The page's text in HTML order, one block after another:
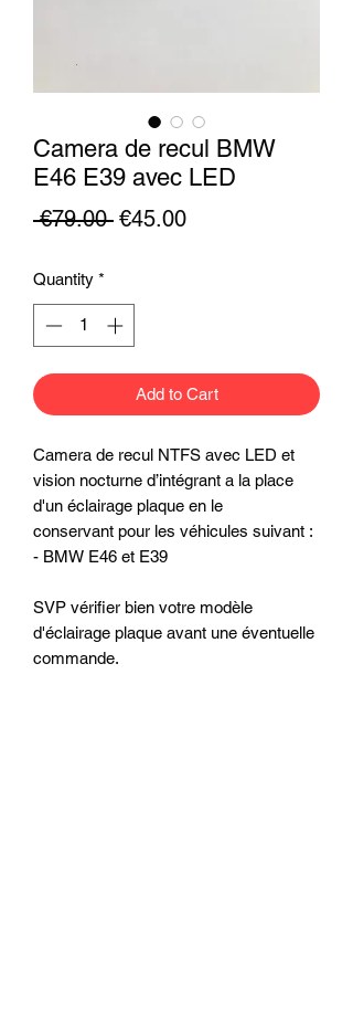
Camera de recul BMW
E46 E39 avec LED
€79.00 Regular
€45.00Sale
Quantity *
Add to Cart
Camera de recul NTFS avec LED et
vision nocturne d’intégrant a la place
d'un éclairage plaque en le
conservant pour les véhicules suivant :
- BMW E46 et E39
SVP vérifier bien votre modèle
d'éclairage plaque avant une éventuelle
commande.